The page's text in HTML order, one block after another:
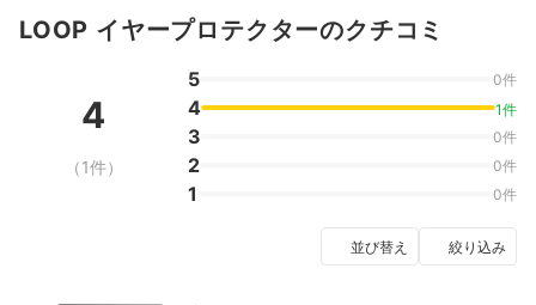
LOOP イヤープロテクターのクチコミ
4
（1件）
5 0件
4 1件
3 0件
2 0件
1 0件
並び替え 絞り込み